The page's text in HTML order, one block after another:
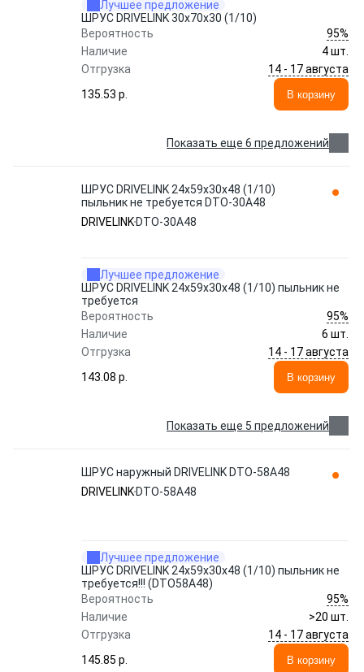
Лучшее предложение
ШРУС DRIVELINK 30x70x30 (1/10)
Вероятность
95%
Наличие
4 шт.
Отгрузка
14 - 17 августа
135.53 p.
В корзину
Показать еще 6 предложений
ШРУС DRIVELINK 24x59x30x48 (1/10)
пыльник не требуется DTO-30A48
DRIVELINK DTO-30A48
Лучшее предложение
ШРУС DRIVELINK 24x59x30x48 (1/10) пыльник не
требуется
Вероятность
95%
Наличие
6 шт.
Отгрузка
14 - 17 августа
143.08 p.
В корзину
Показать еще 5 предложений
ШРУС наружный DRIVELINK DTO-58A48
DRIVELINK DTO-58A48
Лучшее предложение
ШРУС DRIVELINK 24x59x30х48 (1/10) пыльник не
требуется!!! (DTO58A48)
Вероятность
95%
Наличие
>20 шт.
Отгрузка
14 - 17 августа
145.85 p.
В корзину